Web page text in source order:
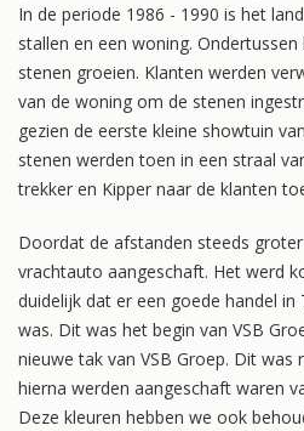
In de periode 1986 - 1990 is het
stallen en een woning.
stenen groeien. Klanten werden
van de woning om de stenen
gezien de eerste kleine showtuin
stenen werden toen in een straal
trekker en Kipper naar de klanten
Doordat de afstanden steeds
vrachtauto aangeschaft. Het werd
duidelijk dat er een goede handel
was. Dit was het begin van VSB
nieuwe tak van VSB Groep. Dit was
hierna werden aangeschaft waren
Deze kleuren hebben we ook